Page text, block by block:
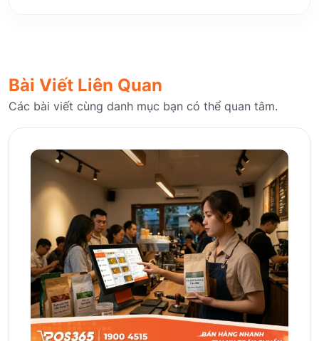
Bài Viết Liên Quan
Các bài viết cùng danh mục bạn có thể quan tâm.